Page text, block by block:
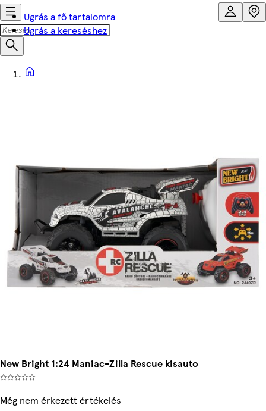
Ugrás a fő tartalomra
Ugrás a kereséshez
New Bright 1:24 Maniac-Zilla Rescue kisauto
Még nem érkezett értékelés